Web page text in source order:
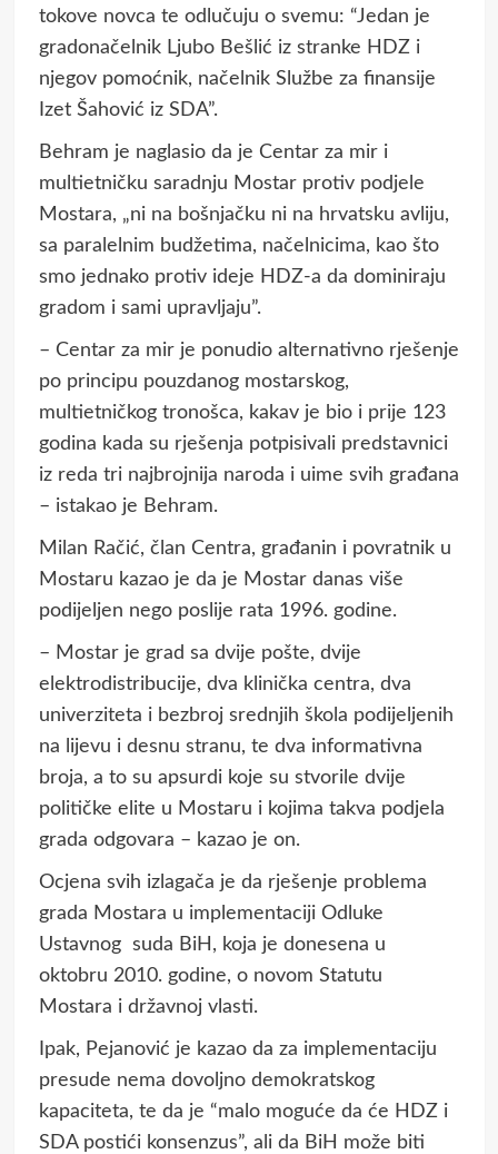
tokove novca te odlučuju o svemu: “Jedan je
gradonačelnik Ljubo Bešlić iz stranke HDZ i
njegov pomoćnik, načelnik Službe za finansije
Izet Šahović iz SDA”.
Behram je naglasio da je Centar za mir i
multietničku saradnju Mostar protiv podjele
Mostara, „ni na bošnjačku ni na hrvatsku avliju,
sa paralelnim budžetima, načelnicima, kao što
smo jednako protiv ideje HDZ-a da dominiraju
gradom i sami upravljaju”.
– Centar za mir je ponudio alternativno rješenje
po principu pouzdanog mostarskog,
multietničkog tronošca, kakav je bio i prije 123
godina kada su rješenja potpisivali predstavnici
iz reda tri najbrojnija naroda i uime svih građana
– istakao je Behram.
Milan Račić, član Centra, građanin i povratnik u
Mostaru kazao je da je Mostar danas više
podijeljen nego poslije rata 1996. godine.
– Mostar je grad sa dvije pošte, dvije
elektrodistribucije, dva klinička centra, dva
univerziteta i bezbroj srednjih škola podijeljenih
na lijevu i desnu stranu, te dva informativna
broja, a to su apsurdi koje su stvorile dvije
političke elite u Mostaru i kojima takva podjela
grada odgovara – kazao je on.
Ocjena svih izlagača je da rješenje problema
grada Mostara u implementaciji Odluke
Ustavnog suda BiH, koja je donesena u
oktobru 2010. godine, o novom Statutu
Mostara i državnoj vlasti.
Ipak, Pejanović je kazao da za implementaciju
presude nema dovoljno demokratskog
kapaciteta, te da je “malo moguće da će HDZ i
SDA postići konsenzus”, ali da BiH može biti